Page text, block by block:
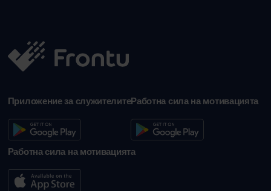
Приложение за служителитеРаботна сила на мотивацията
Работна сила на мотивацията